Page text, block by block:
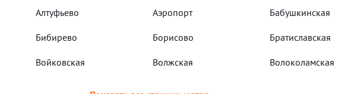
Алтуфьево Аэропорт Бабушкинская
Бибирево Борисово Братиславская
Войковская Волжская Волоколамская